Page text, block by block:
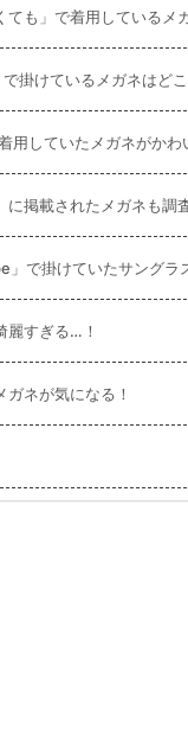
ても」で着用しているメ
掛けているメガネはどこ
用していたメガネがかわ
に掲載されたメガネも調
」で掛けていたサングラ
麗すぎる…！
ネが気になる！